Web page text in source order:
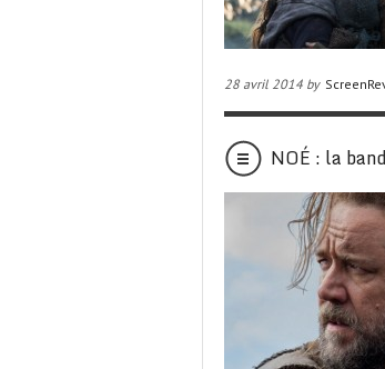
28 avril 2014 by
NOÉ : la